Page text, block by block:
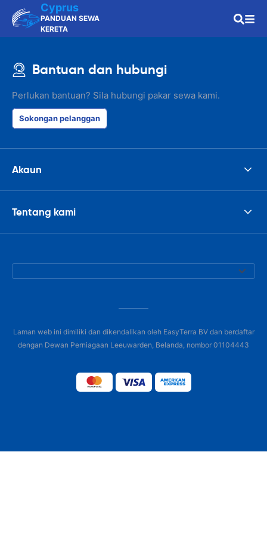
Cyprus
PANDUAN SEWA
KERETA
Bantuan dan hubungi
Perlukan bantuan? Sila hubungi pakar sewa kami.
Sokongan pelanggan
Akaun
Tentang kami
Laman web ini dimiliki dan dikendalikan oleh EasyTerra BV dan berdaftar
dengan Dewan Perniagaan Leeuwarden, Belanda, nombor 01104443